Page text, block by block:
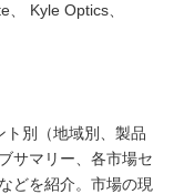
Kyle Optics、
別（地域別、製品
サマリー、各市場セ
どを紹介。市場の現